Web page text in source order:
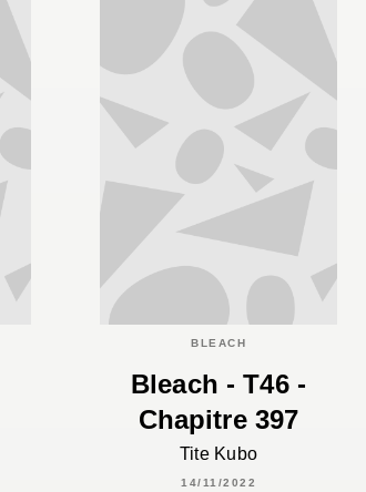
BLEACH
Bleach - T46 -
Chapitre 397
Tite Kubo
14/11/2022